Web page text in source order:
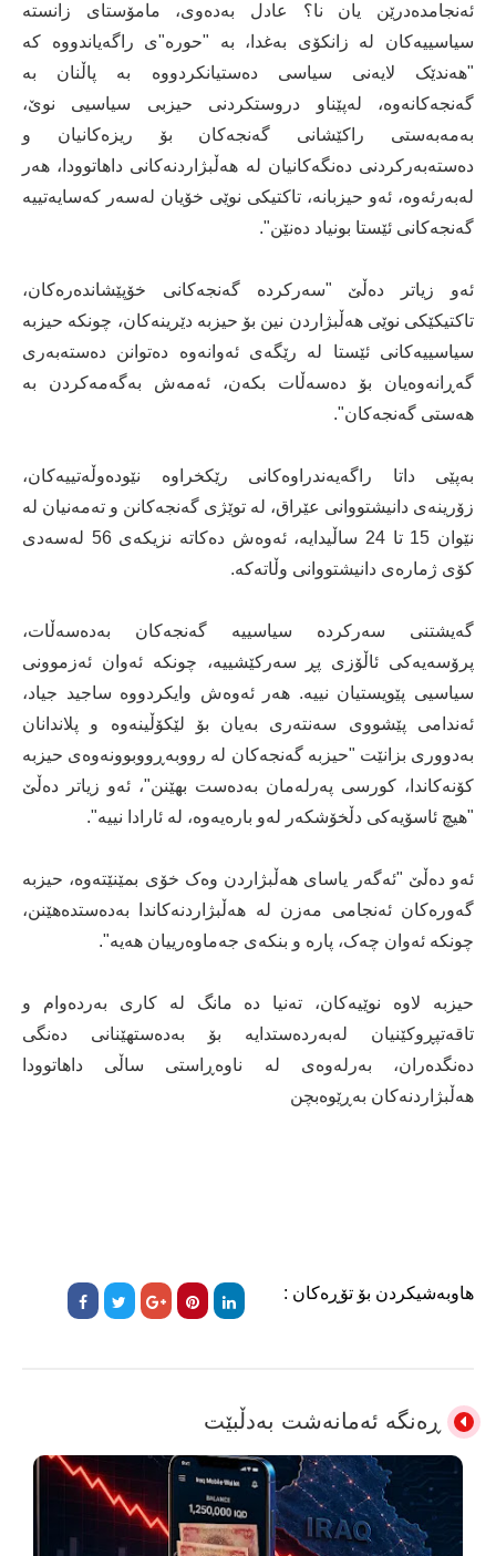
ئەنجامدەدرێن یان نا؟ عادل بەدەوی، مامۆستای زانستە
سیاسییەکان لە زانکۆی بەغدا، بە "حورە"ی راگەیاندووە کە
"هەندێک لایەنی سیاسی دەستیانکردووە بە پاڵنان بە
گەنجەکانەوە، لەپێناو دروستکردنی حیزبی سیاسیی نوێ،
بەمەبەستی راکێشانی گەنجەکان بۆ ریزەکانیان و
دەستەبەرکردنی دەنگەکانیان لە هەڵبژاردنەکانی داهاتوودا، هەر
لەبەرئەوە، ئەو حیزبانە، تاکتیکی نوێی خۆیان لەسەر کەسایەتییە
گەنجەکانی ئێستا بونیاد دەنێن".
ئەو زیاتر دەڵێ "سەرکردە گەنجەکانی خۆپێشاندەرەکان،
تاکتیکێکی نوێی هەڵبژاردن نین بۆ حیزبە دێرینەکان، چونکە حیزبە
سیاسییەکانی ئێستا لە رێگەی ئەوانەوە دەتوانن دەستەبەری
گەڕانەوەیان بۆ دەسەڵات بکەن، ئەمەش بەگەمەکردن بە
هەستی گەنجەکان".
بەپێی داتا راگەیەندراوەکانی رێکخراوە نێودەوڵەتییەکان،
زۆرینەی دانیشتووانی عێراق، لە توێژی گەنجەکانن و تەمەنیان لە
نێوان 15 تا 24 ساڵیدایە، ئەوەش دەکاتە نزیکەی 56 لەسەدی
کۆی ژمارەی دانیشتووانی وڵاتەکە.
گەیشتنی سەرکردە سیاسییە گەنجەکان بەدەسەڵات،
پرۆسەیەکی ئاڵۆزی پڕ سەرکێشییە، چونکە ئەوان ئەزموونی
سیاسیی پێویستیان نییە. هەر ئەوەش وایکردووە ساجید جیاد،
ئەندامی پێشووی سەنتەری بەیان بۆ لێکۆڵینەوە و پلاندانان
بەدووری بزانێت "حیزبە گەنجەکان لە رووبەڕووبوونەوەی حیزبە
کۆنەکاندا، کورسی پەرلەمان بەدەست بهێنن"، ئەو زیاتر دەڵێ
"هیچ ئاسۆیەکی دڵخۆشکەر لەو بارەیەوە، لە ئارادا نییە".
ئەو دەڵێ "ئەگەر یاسای هەڵبژاردن وەک خۆی بمێنێتەوە، حیزبە
گەورەکان ئەنجامی مەزن لە هەڵبژاردنەکاندا بەدەستدەهێنن،
چونکە ئەوان چەک، پارە و بنکەی جەماوەرییان هەیە".
حیزبە لاوە نوێیەکان، تەنیا دە مانگ لە کاری بەردەوام و
تاقەتپڕوکێنیان لەبەردەستدایە بۆ بەدەستهێنانی دەنگی
دەنگدەران، بەرلەوەی لە ناوەڕاستی ساڵی داهاتوودا
هەڵبژاردنەکان بەڕێوەبچن
هاوبەشیکردن بۆ تۆڕەکان :
ڕەنگە ئەمانەشت بەدڵبێت